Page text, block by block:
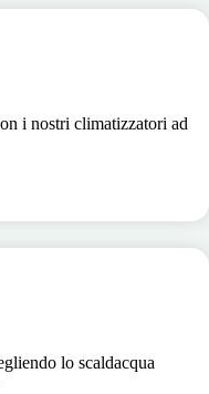
i nostri climatizzatori ad
lo scaldacqua